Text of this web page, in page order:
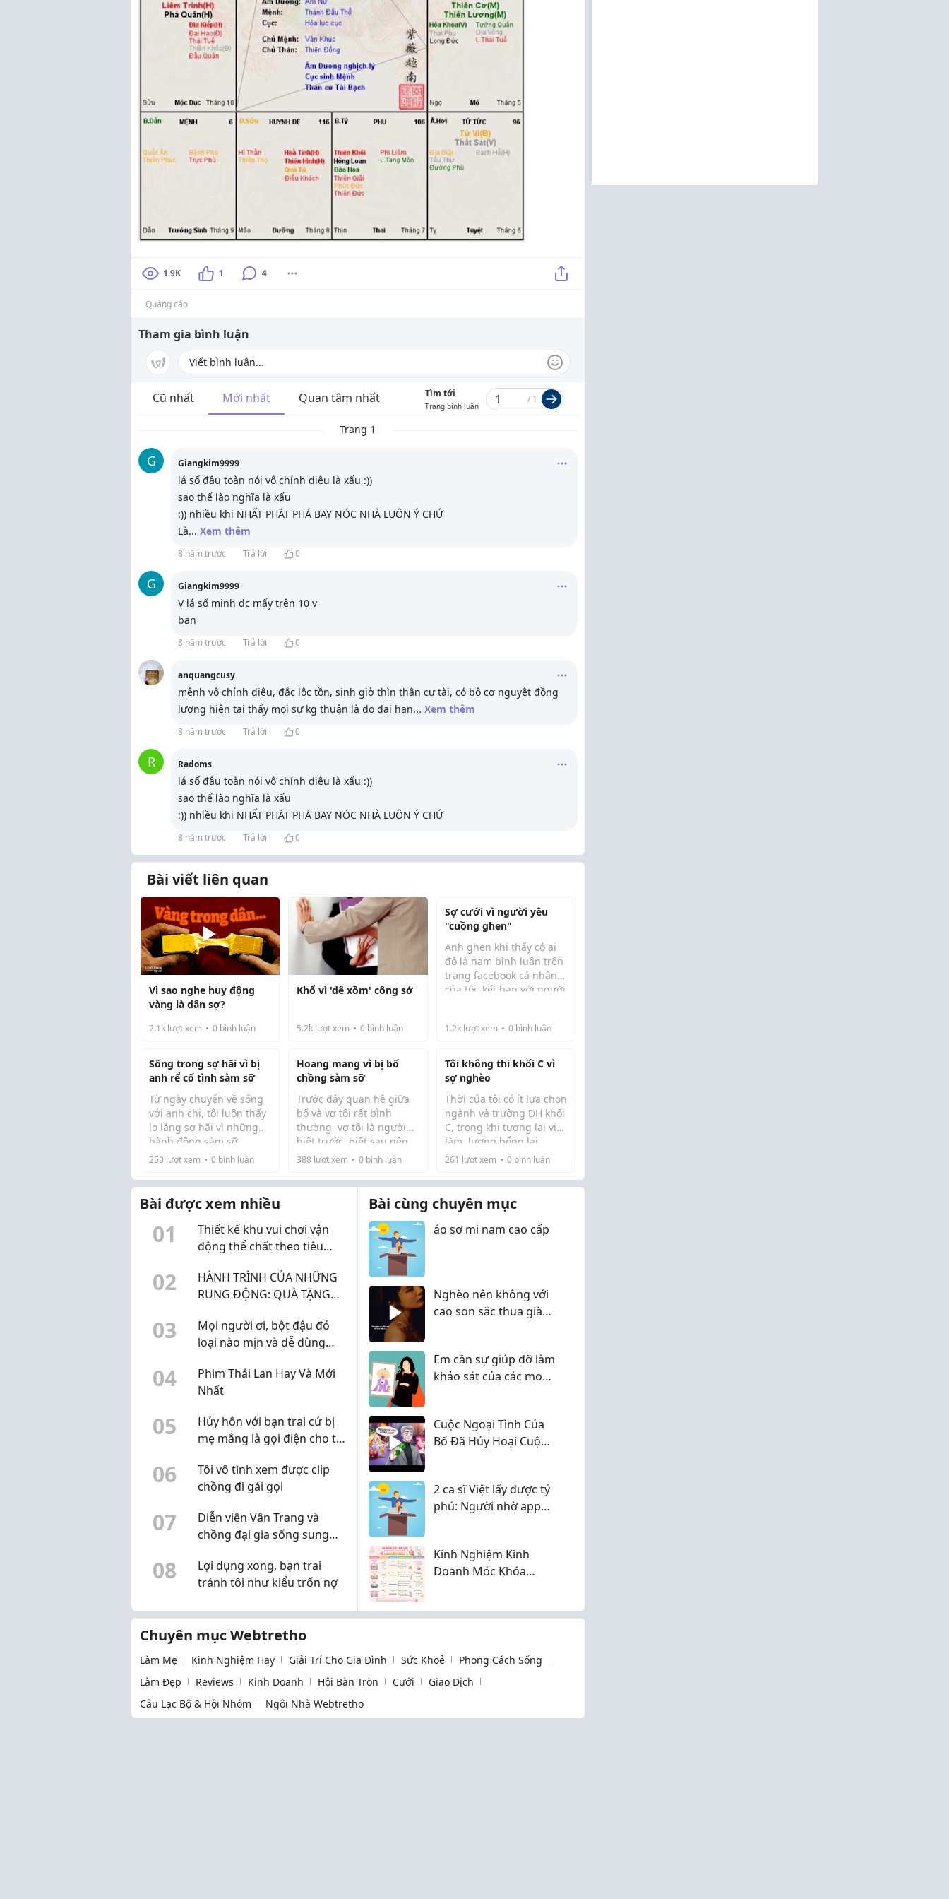
1.9K 1 4
Quảng cáo
Tham gia bình luận
Cũ nhất Mới nhất Quan tâm nhất Tìm tới
Trang bình luận
/ 1
Trang 1
G Giangkim9999
lá số đâu toàn nói vô chính diệu là xấu :))
sao thế lào nghĩa là xấu
:)) nhiều khi NHẤT PHÁT PHÁ BAY NÓC NHÀ LUÔN Ý CHỨ
Là... Xem thêm
8 năm trước Trả lời 0
G Giangkim9999
V lá số minh dc mấy trên 10 v
bạn
8 năm trước Trả lời 0
anquangcusy
mệnh vô chính diệu, đắc lộc tồn, sinh giờ thìn thân cư tài, có bộ cơ nguyệt đồng
lương hiện tại thấy mọi sự kg thuận là do đại hạn... Xem thêm
8 năm trước Trả lời 0
R Radoms
lá số đâu toàn nói vô chính diệu là xấu :))
sao thế lào nghĩa là xấu
:)) nhiều khi NHẤT PHÁT PHÁ BAY NÓC NHÀ LUÔN Ý CHỨ
8 năm trước Trả lời 0
Bài viết liên quan
Vì sao nghe huy động
vàng là dân sợ?
2.1k lượt xem 0 bình luận
Khổ vì 'dê xồm' công sở
5.2k lượt xem 0 bình luận
Sợ cưới vì người yêu
"cuồng ghen"
Anh ghen khi thấy có ai
đó là nam bình luận trên
trang facebook cá nhân
của tôi, kết bạn với người
mình...
1.2klượt xem 0bình luận
Sống trong sợ hãi vì bị
anh rể cố tình sàm sỡ
Từ ngày chuyển về sống
với anh chị, tôi luôn thấy
lo lắng sợ hãi vì những
hành động sàm sỡ.
Nhưng tôi không dám nói
hạnh phúc của gia đình
chị....
thứ hai ...
250 lượt xem 0 bình luận
Hoang mang vì bị bố
chồng sàm sỡ
Trước đây quan hệ giữa
bố và vợ tôi rất bình
thường, vợ tôi là người
biết trước, biết sau nên
luôn lễ phép với bố mẹ
quý mến. Chẳng hiểu
sao, khi vợ tôi ở nhà, ông
đã nảy sinh dụ...
388 lượt xem 0 bình luận
Tôi không thi khối C vì
sợ nghèo
Thời của tôi có ít lựa chọn
ngành và trường ĐH khối
C, trong khi tương lai việc
làm, lương bổng lại
không được đảm bảo
khối C một lần nữa lại
được nhắc đến. ...
261 lượt xem 0bình luận
Bài được xem nhiều
01
Thiết kế khu vui chơi vận
động thể chất theo tiêu
02
HÀNH TRÌNH CỦA NHỮNG
RUNG ĐỘNG: QUÀ TẶNG
CUNG BẬC CẢM XÚC
KHÔNG THỂ GỌI TÊN
03
Mọi người ơi, bột đậu đỏ
loại nào mịn và dễ dùng
sang nguyên liệu thiên
nhiên
04
Phim Thái Lan Hay Và Mới
Nhất
05
Hủy hôn với bạn trai cứ bị
mẹ mắng là gọi điện cho tôi
06
Tôi vô tình xem được clip
chồng đi gái gọi
07
Diễn viên Vân Trang và
chồng đại gia sống sung
08
Lợi dụng xong, bạn trai
tránh tôi như kiểu trốn nợ
Bài cùng chuyên mục
áo sơ mi nam cao cấp
Nghèo nên không với
cao son sắc thua giàu
Em cần sự giúp đỡ làm
khảo sát của các mom
Cuộc Ngoại Tình Của
Bố Đã Hủy Hoại Cuộc
2 ca sĩ Việt lấy được tỷ
phú: Người nhờ app
Kinh Nghiệm Kinh
Doanh Móc Khóa
Chuyên mục Webtretho
Làm Mẹ Kinh Nghiệm Hay Giải Trí Cho Gia Đình Sức Khoẻ
Phong Cách Sống
Làm Đẹp
Reviews Kinh Doanh Hội Bàn Tròn Cưới
Giao Dịch
Câu Lạc Bộ & Hội Nhóm
Ngôi Nhà Webtretho